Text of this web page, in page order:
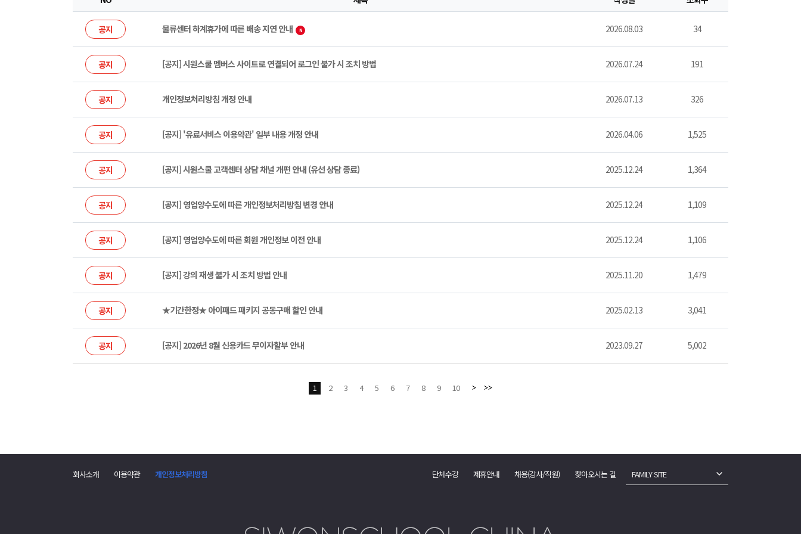
공지 물류센터 하계휴가에 따른 배송 지연 안내 N 2026.08.03 34
공지 [공지] 시원스쿨 멤버스 사이트로 연결되어 로그인 불가 시 조치 방법 2026.07.24 191
공지 개인정보처리방침 개정 안내 2026.07.13 326
공지 [공지] '유료서비스 이용약관' 일부 내용 개정 안내 2026.04.06 1,525
공지 [공지] 시원스쿨 고객센터 상담 채널 개편 안내 (유선 상담 종료) 2025.12.24 1,364
공지 [공지] 영업양수도에 따른 개인정보처리방침 변경 안내 2025.12.24 1,109
공지 [공지] 영업양수도에 따른 회원 개인정보 이전 안내 2025.12.24 1,106
공지 [공지] 강의 재생 불가 시 조치 방법 안내 2025.11.20 1,479
공지 ★기간한정★ 아이패드 패키지 공동구매 할인 안내 2025.02.13 3,041
공지 [공지] 2026년 8월 신용카드 무이자할부 안내 2023.09.27 5,002
1 2 3 4 5 6 7 8 9 10
회사소개 이용약관 개인정보처리방침 단체수강 제휴안내 채용(강사/직원) 찾아오시는 길 FAMILY SITE